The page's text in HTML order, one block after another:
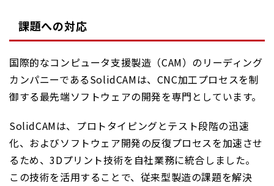
課題への対応
国際的なコンピュータ支援製造（CAM）のリーディング
カンパニーであるSolidCAMは、CNC加工プロセスを制
御する最先端ソフトウェアの開発を専門としています。
SolidCAMは、プロトタイピングとテスト段階の迅速
化、およびソフトウェア開発の反復プロセスを加速させ
るため、3Dプリント技術を自社業務に統合しました。
この技術を活用することで、従来型製造の課題を解決